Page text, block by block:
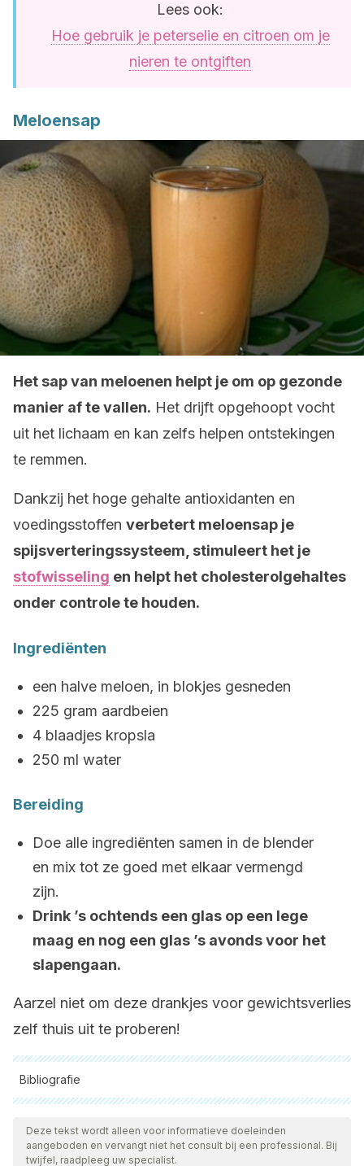
Lees ook:
Hoe gebruik je peterselie en citroen om je
nieren te ontgiften
Meloensap
Het sap van meloenen helpt je om op gezonde
manier af te vallen. Het drijft opgehoopt vocht
uit het lichaam en kan zelfs helpen ontstekingen
te remmen.
Dankzij het hoge gehalte antioxidanten en
voedingsstoffen verbetert meloensap je
spijsverteringssysteem, stimuleert het je
stofwisseling en helpt het cholesterolgehaltes
onder controle te houden.
Ingrediënten
een halve meloen, in blokjes gesneden
225 gram aardbeien
4 blaadjes kropsla
250 ml water
Bereiding
Doe alle ingrediënten samen in de blender
en mix tot ze goed met elkaar vermengd
zijn.
Drink ’s ochtends een glas op een lege
maag en nog een glas ’s avonds voor het
slapengaan.
Aarzel niet om deze drankjes voor gewichtsverlies
zelf thuis uit te proberen!
Bibliografie
Alle aangehaalde bronnen zijn grondig gecontroleerd door
ons team om hun kwaliteit, betrouwbaarheid, actualiteit en
geldigheid te waarborgen. De bibliografie van dit artikel werd
Deze tekst wordt alleen voor informatieve doeleinden
aangeboden en vervangt niet het consult bij een professional. Bij
twijfel, raadpleeg uw specialist.